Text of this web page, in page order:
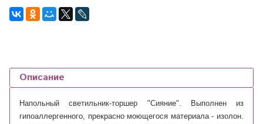
Описание
Напольный светильник-торшер "Сияние". Выполнен из
гипоаллергенного, прекрасно моющегося материала - изолон.